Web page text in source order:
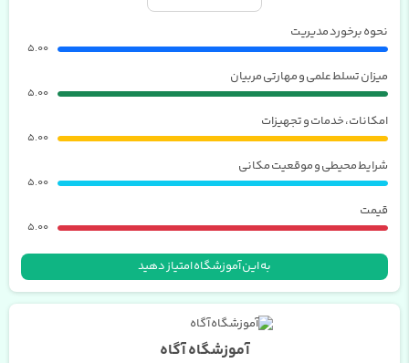
نحوه برخورد مدیریت
5.00
میزان تسلط علمی و مهارتی مربیان
5.00
امکانات، خدمات و تجهیزات
5.00
شرایط محیطی و موقعیت مکانی
5.00
قیمت
5.00
به این آموزشگاه امتیاز دهید
آموزشگاه آگاه